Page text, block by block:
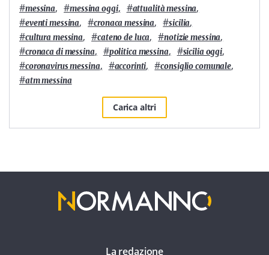
#messina, #messina oggi, #attualità messina,
#eventi messina, #cronaca messina, #sicilia,
#cultura messina, #cateno de luca, #notizie messina,
#cronaca di messina, #politica messina, #sicilia oggi,
#coronavirus messina, #accorinti, #consiglio comunale,
#atm messina
Carica altri
La redazione